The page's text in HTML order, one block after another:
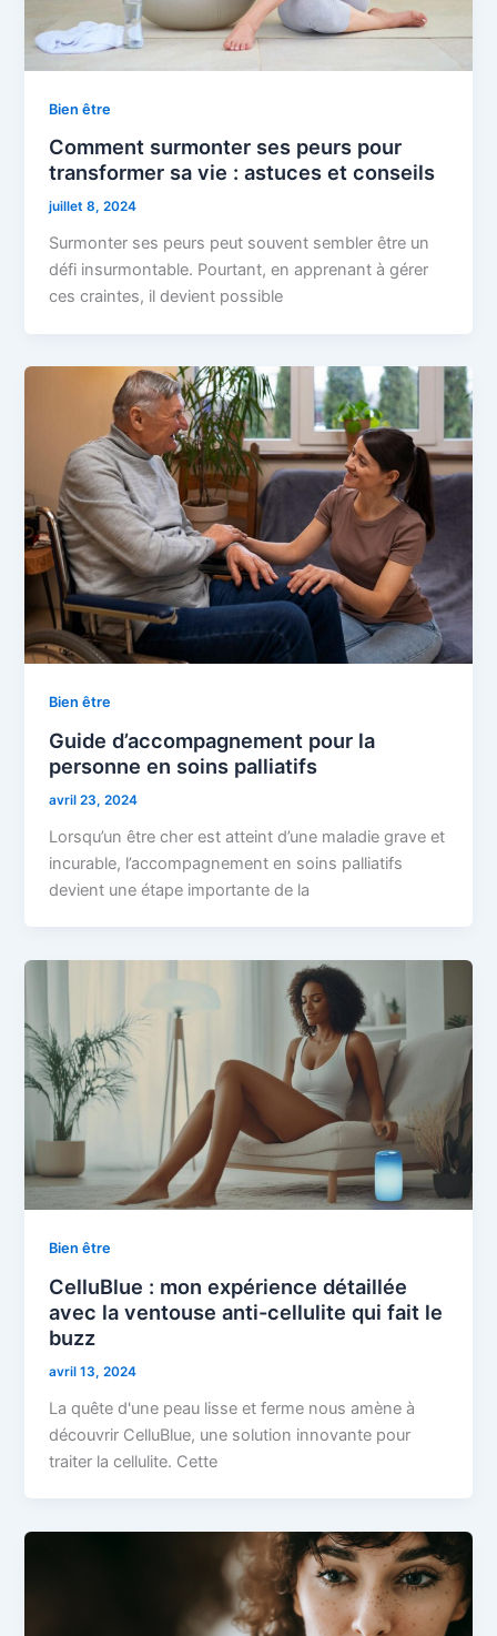
Bien être
Comment surmonter ses peurs pour
transformer sa vie : astuces et conseils
juillet 8, 2024
Surmonter ses peurs peut souvent sembler être un
défi insurmontable. Pourtant, en apprenant à gérer
ces craintes, il devient possible
Bien être
Guide d’accompagnement pour la
personne en soins palliatifs
avril 23, 2024
Lorsqu’un être cher est atteint d’une maladie grave et
incurable, l’accompagnement en soins palliatifs
devient une étape importante de la
Bien être
CelluBlue : mon expérience détaillée
avec la ventouse anti-cellulite qui fait le
buzz
avril 13, 2024
La quête d'une peau lisse et ferme nous amène à
découvrir CelluBlue, une solution innovante pour
traiter la cellulite. Cette